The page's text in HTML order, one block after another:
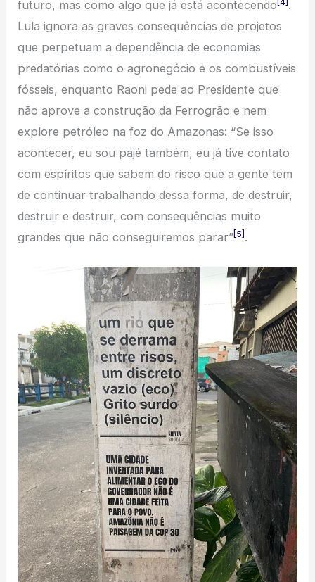
futuro, mas como algo que já está acontecendo
.
Lula ignora as graves consequências de projetos
que perpetuam a dependência de economias
predatórias como o agronegócio e os combustíveis
fósseis, enquanto Raoni pede ao Presidente que
não aprove a construção da Ferrogrão e nem
explore petróleo na foz do Amazonas: “Se isso
acontecer, eu sou pajé também, eu já tive contato
com espíritos que sabem do risco que a gente tem
de continuar trabalhando dessa forma, de destruir,
destruir e destruir, com consequências muito
grandes que não conseguiremos parar” [5] .